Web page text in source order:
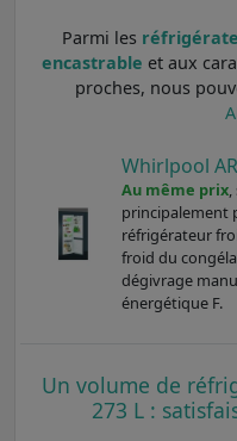
Parmi les
encastrable et aux
proches, nous
Whirlpool
Au même prix,
principalement
réfrigérateur
froid du
dégivrage
énergétique F.
Un volume de
273 L :